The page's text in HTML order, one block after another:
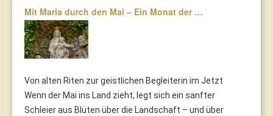
Mit Maria durch den Mai – Ein Monat der …
Von alten Riten zur geistlichen Begleiterin im Jetzt
Wenn der Mai ins Land zieht, legt sich ein sanfter
Schleier aus Blüten über die Landschaft – und über